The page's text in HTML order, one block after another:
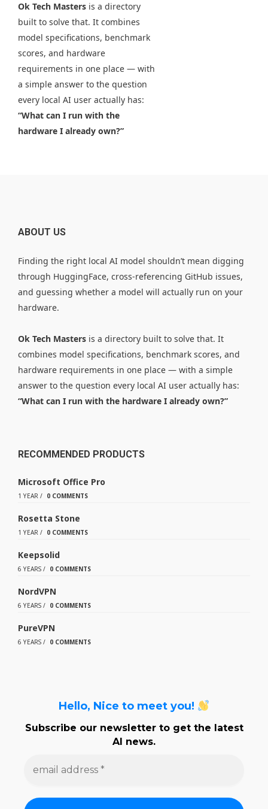
Ok Tech Masters is a directory
built to solve that. It combines
model specifications, benchmark
scores, and hardware
requirements in one place — with
a simple answer to the question
every local AI user actually has:
“What can I run with the
hardware I already own?”
ABOUT US
Finding the right local AI model shouldn’t mean digging
through HuggingFace, cross-referencing GitHub issues,
and guessing whether a model will actually run on your
hardware.
Ok Tech Masters is a directory built to solve that. It
combines model specifications, benchmark scores, and
hardware requirements in one place — with a simple
answer to the question every local AI user actually has:
“What can I run with the hardware I already own?”
RECOMMENDED PRODUCTS
Microsoft Office Pro
1 YEAR / 0 COMMENTS
Rosetta Stone
1 YEAR / 0 COMMENTS
Keepsolid
6 YEARS / 0 COMMENTS
NordVPN
6 YEARS / 0 COMMENTS
PureVPN
6 YEARS / 0 COMMENTS
Hello, Nice to meet you!
Subscribe our newsletter to get the latest
AI news.